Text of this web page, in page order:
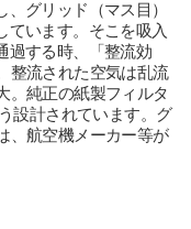
、グリッド（マス目）
ています。そこを吸入
過する時、「整流効
整流された空気は乱流
。純正の紙製フィルタ
設計されています。グ
、航空機メーカー等が